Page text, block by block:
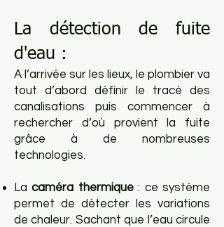
La détection de fuite
d'eau :
A l’arrivée sur les lieux, le plombier va
tout d’abord définir le tracé des
canalisations puis commencer à
rechercher d’où provient la fuite
grâce à de nombreuses
technologies.
Lacaméra thermique: ce système
permet de détecter les variations
de chaleur. Sachant que l’eau circule